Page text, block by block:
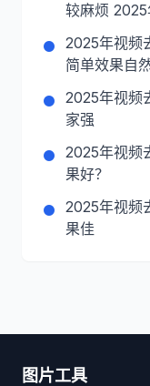
较麻烦
2025年视频
简单效果自
2025年视频
家强
2025年视频
果好？
2025年视频
果佳
图片工具